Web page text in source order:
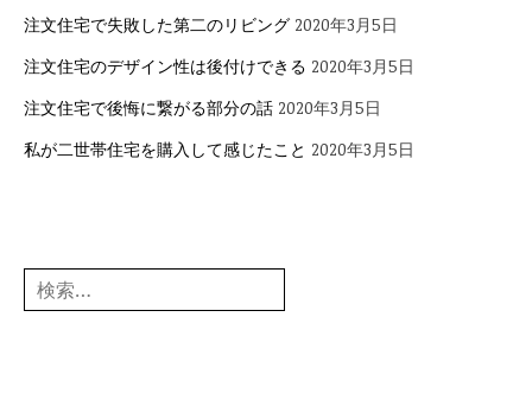
注文住宅で失敗した第二のリビング 2020年3月5日
注文住宅のデザイン性は後付けできる 2020年3月5日
注文住宅で後悔に繋がる部分の話 2020年3月5日
私が二世帯住宅を購入して感じたこと 2020年3月5日
検
索: